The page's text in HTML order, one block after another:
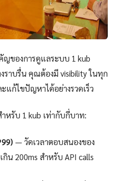
ญของการดูแลระบบ 1 kub
ราบรื่น คุณต้องมี visibility ในทุก
แก้ไขปัญหาได้อย่างรวดเร็ว
หรับ 1 kub เท่ากับกี่บาท:
— วัดเวลาตอบสนองของ
น 200ms สำหรับ API calls